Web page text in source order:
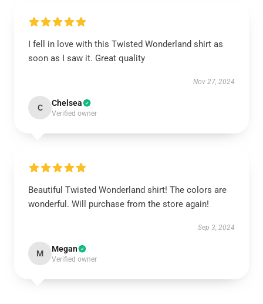
I fell in love with this Twisted Wonderland shirt as
soon as I saw it. Great quality
Nov 27, 2024
C Chelsea
Verified owner
Beautiful Twisted Wonderland shirt! The colors are
wonderful. Will purchase from the store again!
Sep 3, 2024
M Megan
Verified owner